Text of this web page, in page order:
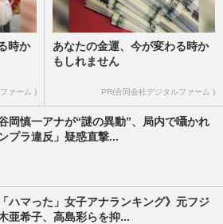
時か
ァーム )
あなたの金運、今が変わる時か
もしれません
PR(合同会社デジタルファーム )
岡慎一アナが“謎の異動”、局内で囁かれ
プラ違反」疑惑直撃...
ハマった」女子アナランキング》元フジ
亜希子、高島彩らを抑...